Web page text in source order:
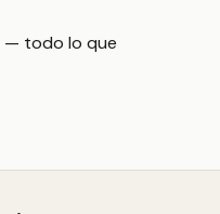
— todo lo que